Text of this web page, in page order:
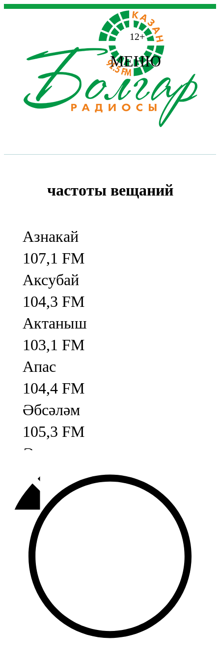
12+
МЕНЮ
частоты вещаний
Азнакай
107,1 FM
Аксубай
104,3 FM
Актаныш
103,1 FM
Апас
104,4 FM
Әбсәләм
105,3 FM
Әлмәт
92,9 FM
Базарлы матак
107,1 FM
Балык бистәсе
104,9 FM
Баулы
107,5 FM
Биләр